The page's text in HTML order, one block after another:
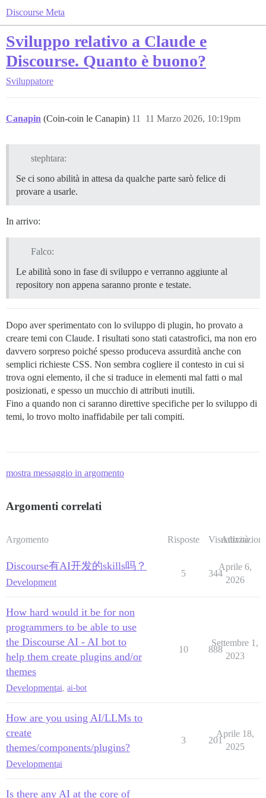
Discourse Meta
Sviluppo relativo a Claude e
Discourse. Quanto è buono?
Sviluppatore
Canapin (Coin-coin le Canapin) 11 Marzo 2026, 10:19pm
11
stephtara:
Se ci sono abilità in attesa da qualche parte sarò felice di
provare a usarle.
In arrivo:
Falco:
Le abilità sono in fase di sviluppo e verranno aggiunte al
repository non appena saranno pronte e testate.
Dopo aver sperimentato con lo sviluppo di plugin, ho provato a
creare temi con Claude. I risultati sono stati catastrofici, ma non ero
davvero sorpreso poiché spesso produceva assurdità anche con
semplici richieste CSS. Non sembra cogliere il contesto in cui si
trova ogni elemento, il che si traduce in elementi mal fatti o mal
posizionati, e spesso un mucchio di attributi inutili.
Fino a quando non ci saranno direttive specifiche per lo sviluppo di
temi, lo trovo molto inaffidabile per tali compiti.
mostra messaggio in argomento
Argomenti correlati
Argomento Risposte Visualizzazioni
Attività
Discourse有AI开发的skills吗？
Development
5 344
Aprile 6,
2026
How hard would it be for non
programmers to be able to use
the Discourse AI - AI bot to
help them create plugins and/or
themes
Developmentai, ai-bot
10 888
Settembre 1,
2023
How are you using AI/LLMs to
create
themes/components/plugins?
Developmentai
3 201
Aprile 18,
2025
Is there any AI at the core of